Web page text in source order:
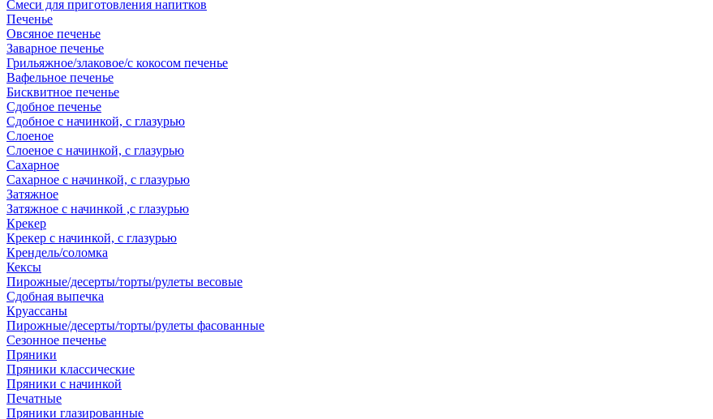
Смеси для приготовления напитков
Печенье
Овсяное печенье
Заварное печенье
Грильяжное/злаковое/с кокосом печенье
Вафельное печенье
Бисквитное печенье
Сдобное печенье
Сдобное с начинкой, с глазурью
Слоеное
Слоеное с начинкой, с глазурью
Сахарное
Сахарное с начинкой, с глазурью
Затяжное
Затяжное с начинкой ,с глазурью
Крекер
Крекер с начинкой, с глазурью
Крендель/соломка
Кексы
Пирожные/десерты/торты/рулеты весовые
Сдобная выпечка
Круассаны
Пирожные/десерты/торты/рулеты фасованные
Сезонное печенье
Пряники
Пряники классические
Пряники с начинкой
Печатные
Пряники глазированные